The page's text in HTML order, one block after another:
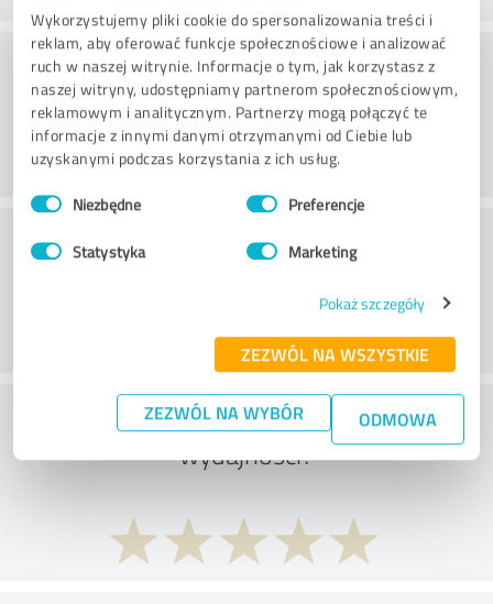
Wykorzystujemy pliki cookie do spersonalizowania treści i
reklam, aby oferować funkcje społecznościowe i analizować
ruch w naszej witrynie. Informacje o tym, jak korzystasz z
naszej witryny, udostępniamy partnerom społecznościowym,
reklamowym i analitycznym. Partnerzy mogą połączyć te
informacje z innymi danymi otrzymanymi od Ciebie lub
uzyskanymi podczas korzystania z ich usług.
Wybór
zgody Niezbędne Preferencje
Statystyka Marketing
Pokaż szczegóły
ZEZWÓL NA WSZYSTKIE
ZEZWÓL NA WYBÓR ODMOWA
Doradztwo
Obsługa klienta
Co sądzisz o stosunku ceny do
wydajności?